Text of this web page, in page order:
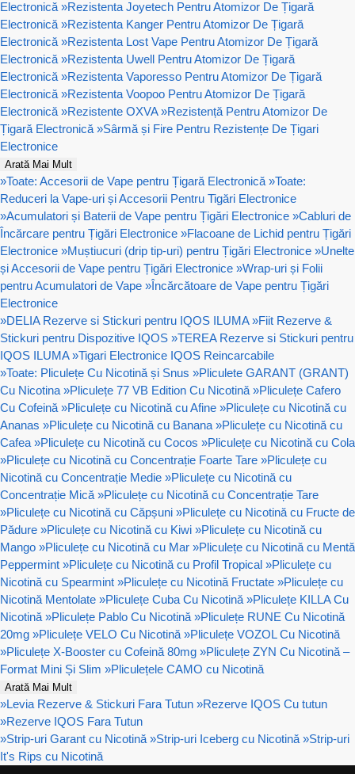
Electronică »Rezistenta Joyetech Pentru Atomizor De Țigară
Electronică »Rezistenta Kanger Pentru Atomizor De Țigară
Electronică »Rezistenta Lost Vape Pentru Atomizor De Țigară
Electronică »Rezistenta Uwell Pentru Atomizor De Țigară
Electronică »Rezistenta Vaporesso Pentru Atomizor De Țigară
Electronică »Rezistenta Voopoo Pentru Atomizor De Țigară
Electronică »Rezistente OXVA »Rezistență Pentru Atomizor De
Țigară Electronică »Sârmă și Fire Pentru Rezistențe De Țigari
Electronice
Arată Mai Mult
»Toate: Accesorii de Vape pentru Țigară Electronică »Toate:
Reduceri la Vape-uri și Accesorii Pentru Tigări Electronice
»Acumulatori și Baterii de Vape pentru Țigări Electronice »Cabluri de
Încărcare pentru Țigări Electronice »Flacoane de Lichid pentru Țigări
Electronice »Muștiucuri (drip tip-uri) pentru Țigări Electronice »Unelte
și Accesorii de Vape pentru Țigări Electronice »Wrap-uri și Folii
pentru Acumulatori de Vape »Încărcătoare de Vape pentru Țigări
Electronice
»DELIA Rezerve si Stickuri pentru IQOS ILUMA »Fiit Rezerve &
Stickuri pentru Dispozitive IQOS »TEREA Rezerve si Stickuri pentru
IQOS ILUMA »Tigari Electronice IQOS Reincarcabile
»Toate: Pliculețe Cu Nicotină și Snus »Pliculete GARANT (GRANT)
Cu Nicotina »Pliculețe 77 VB Edition Cu Nicotină »Pliculețe Cafero
Cu Cofeină »Pliculețe cu Nicotină cu Afine »Pliculețe cu Nicotină cu
Ananas »Pliculețe cu Nicotină cu Banana »Pliculețe cu Nicotină cu
Cafea »Pliculețe cu Nicotină cu Cocos »Pliculețe cu Nicotină cu Cola
»Pliculețe cu Nicotină cu Concentrație Foarte Tare »Pliculețe cu
Nicotină cu Concentrație Medie »Pliculețe cu Nicotină cu
Concentrație Mică »Pliculețe cu Nicotină cu Concentrație Tare
»Pliculețe cu Nicotină cu Căpșuni »Pliculețe cu Nicotină cu Fructe de
Pădure »Pliculețe cu Nicotină cu Kiwi »Pliculețe cu Nicotină cu
Mango »Pliculețe cu Nicotină cu Mar »Pliculețe cu Nicotină cu Mentă
Peppermint »Pliculețe cu Nicotină cu Profil Tropical »Pliculețe cu
Nicotină cu Spearmint »Pliculețe cu Nicotină Fructate »Pliculețe cu
Nicotină Mentolate »Pliculețe Cuba Cu Nicotină »Pliculețe KILLA Cu
Nicotină »Pliculețe Pablo Cu Nicotină »Pliculețe RUNE Cu Nicotină
20mg »Pliculețe VELO Cu Nicotină »Pliculețe VOZOL Cu Nicotină
»Pliculețe X-Booster cu Cofeină 80mg »Pliculețe ZYN Cu Nicotină –
Format Mini Și Slim »Pliculețele CAMO cu Nicotină
Arată Mai Mult
»Levia Rezerve & Stickuri Fara Tutun »Rezerve IQOS Cu tutun
»Rezerve IQOS Fara Tutun
»Strip-uri Garant cu Nicotină »Strip-uri Iceberg cu Nicotină »Strip-uri
It's Rips cu Nicotină